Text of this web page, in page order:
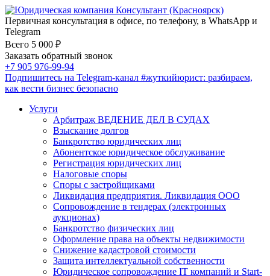
Первичная консультация в офисе, по телефону, в WhatsApp и
Telegram
Всего 5 000 ₽
Заказать обратный звонок
+7 905 976-99-94
Подпишитесь на Telegram-канал #жуткийюрист: разбираем,
как вести бизнес безопасно
Услуги
Арбитраж ВЕДЕНИЕ ДЕЛ В СУДАХ
Взыскание долгов
Банкротство юридических лиц
Абонентское юридическое обслуживание
Регистрация юридических лиц
Налоговые споры
Споры с застройщиками
Ликвидация предприятия. Ликвидация ООО
Сопровождение в тендерах (электронных
аукционах)
Банкротство физических лиц
Оформление права на объекты недвижимости
Снижение кадастровой стоимости
Защита интеллектуальной собственности
Юридическое сопровождение IT компаний и Start-